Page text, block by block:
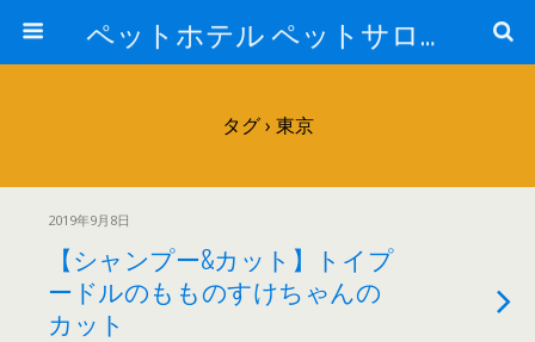
ペットホテル ペットサロン トリミングサロン 東京 ヌーノクラブのブログ
タグ › 東京
2019年9月8日
【シャンプー&カット】トイプ
ードルのもものすけちゃんの
カット